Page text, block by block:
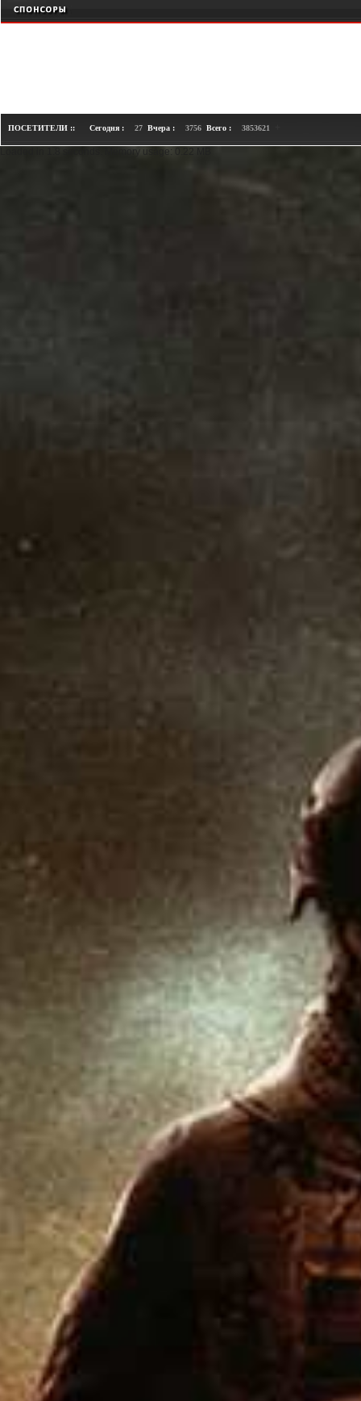
ПОСЕТИТЕЛИ :: Сегодня : 27 Вчера : 3756 Всего : 3853621
Loaded in 1.8 seconds. Memory usage: 0.22 MB